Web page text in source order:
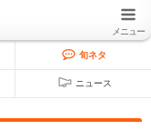
メニュー
旬ネタ
ニュース